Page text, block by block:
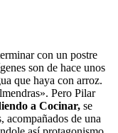
con un postre
son de hace unos
que haya con arroz.
Pero Pilar
a Cocinar, se
acompañados de una